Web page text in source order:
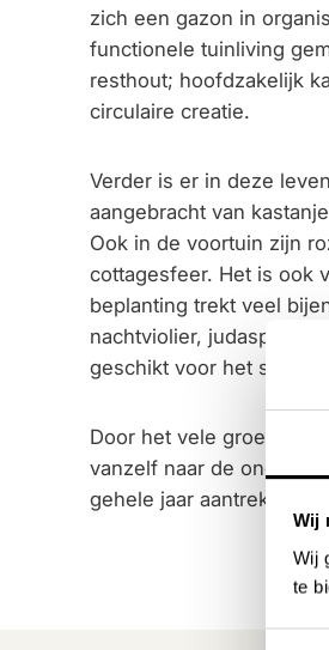
Wij
Wij
te
zich een gazon in
functionele tuinliving
resthout; hoofdzakelijk
circulaire creatie.
Verder is er in deze
aangebracht van
Ook in de voortuin zijn
cottagesfeer. Het is ook
beplanting trekt veel
nachtviolier,
geschikt voor het
Door het vele groen en
vanzelf naar de
gehele jaar aantrekkelijk